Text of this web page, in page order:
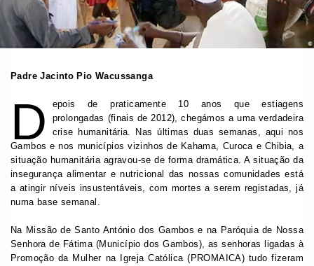
Padre Jacinto Pio Wacussanga
D
epois de praticamente 10 anos que estiagens
prolongadas (finais de 2012), chegámos a uma verdadeira
crise humanitária. Nas últimas duas semanas, aqui nos
Gambos e nos municípios vizinhos de Kahama, Curoca e Chibia, a
situação humanitária agravou-se de forma dramática. A situação da
insegurança alimentar e nutricional das nossas comunidades está
a atingir níveis insustentáveis, com mortes a serem registadas, já
numa base semanal.
Na Missão de Santo António dos Gambos e na Paróquia de Nossa
Senhora de Fátima (Município dos Gambos), as senhoras ligadas à
Promoção da Mulher na Igreja Católica (PROMAICA) tudo fizeram